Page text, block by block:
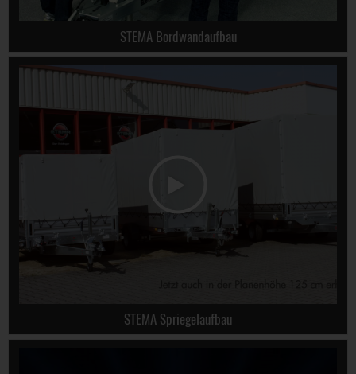
STEMA Bordwandaufbau
STEMA Spriegelaufbau